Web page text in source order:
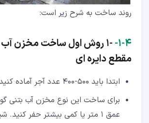
روند ساخت به شرح زیر است:
۴‏-‏۱‏-
-1 روش اول ساخت مخزن آب
مقطع دایره ای
ابتدا باید 500-400 عدد آجر آماده کنید.
برای ساخت این نوع مخزن آب بتنی
عمق 1 متر یا کمی بیشتر حفر کنید.